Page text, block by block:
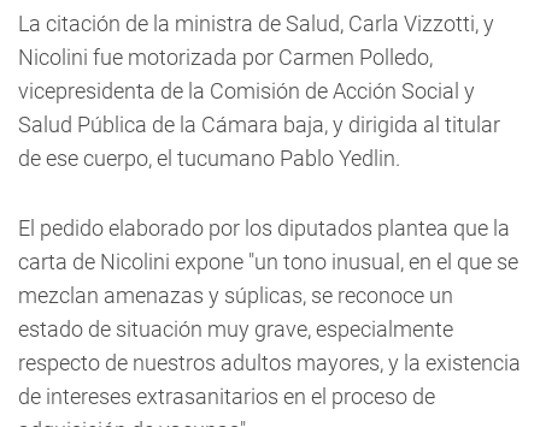
La citación de la ministra de Salud, Carla Vizzotti, y
Nicolini fue motorizada por Carmen Polledo,
vicepresidenta de la Comisión de Acción Social y
Salud Pública de la Cámara baja, y dirigida al titular
de ese cuerpo, el tucumano Pablo Yedlin.
El pedido elaborado por los diputados plantea que la
carta de Nicolini expone "un tono inusual, en el que se
mezclan amenazas y súplicas, se reconoce un
estado de situación muy grave, especialmente
respecto de nuestros adultos mayores, y la existencia
de intereses extrasanitarios en el proceso de